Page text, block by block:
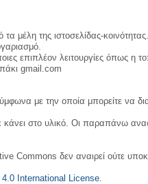
μέλη της ιστοσελίδας-κοινότητας.
επιπλέον λειτουργίες όπως η
gmail.com
με την οποία μπορείτε να
στο υλικό. Οι παραπάνω
Commons δεν αναιρεί ούτε
International License.